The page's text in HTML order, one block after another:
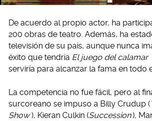
De acuerdo al propio actor, ha
200 obras de teatro. Además, ha
televisión de su país, aunque nunca
éxito que tendría El juego del calamar
serviría para alcanzar la fama en todo
La competencia no fue fácil, pero al
surcoreano se impuso a Billy Crudup (
Show ), Kieran Culkin (Succession),